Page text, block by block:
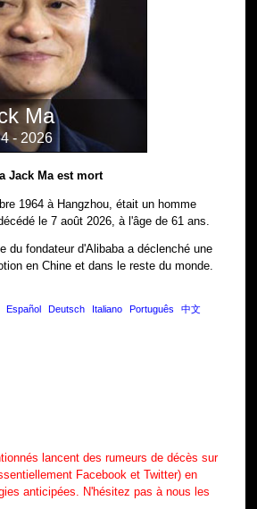
Ma
- 2026
Jack Ma est mort
1964 à Hangzhou, était un homme
le 7 août 2026, à l'âge de 61 ans.
du fondateur d'Alibaba a déclenché une
en Chine et dans le reste du monde.
Español Deutsch Italiano Português 中文
lancent des rumeurs de décès sur
Facebook et Twitter) en
anticipées. N'hésitez pas à nous les